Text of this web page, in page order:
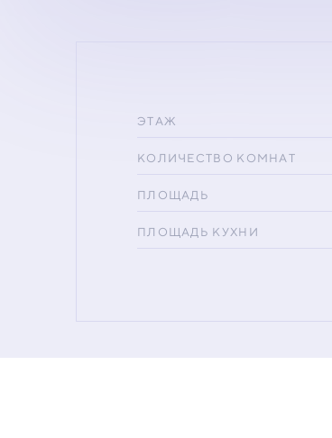
ЭТАЖ
КОЛИЧЕСТВО КОМНАТ
ПЛОЩАДЬ
ПЛОЩАДЬ КУХНИ